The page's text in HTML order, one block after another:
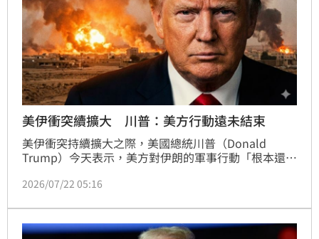
美伊衝突續擴大 川普：美方行動遠未結束
美伊衝突持續擴大之際，美國總統川普（Donald
Trump）今天表示，美方對伊朗的軍事行動「根本還沒
內的鎬山地下核設施。
2026/07/22 05:16